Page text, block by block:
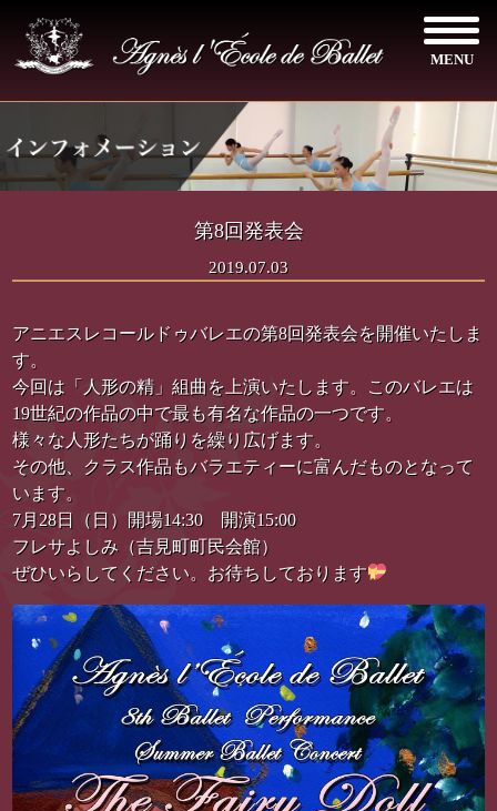
第8回発表会
2019.07.03
アニエスレコールドゥバレエの第8回発表会を開催いたしま
す。
今回は「人形の精」組曲を上演いたします。このバレエは
19世紀の作品の中で最も有名な作品の一つです。
様々な人形たちが踊りを繰り広げます。
その他、クラス作品もバラエティーに富んだものとなって
います。
7月28日（日）開場14:30 開演15:00
フレサよしみ（吉見町町民会館）
ぜひいらしてください。お待ちしております
MENU